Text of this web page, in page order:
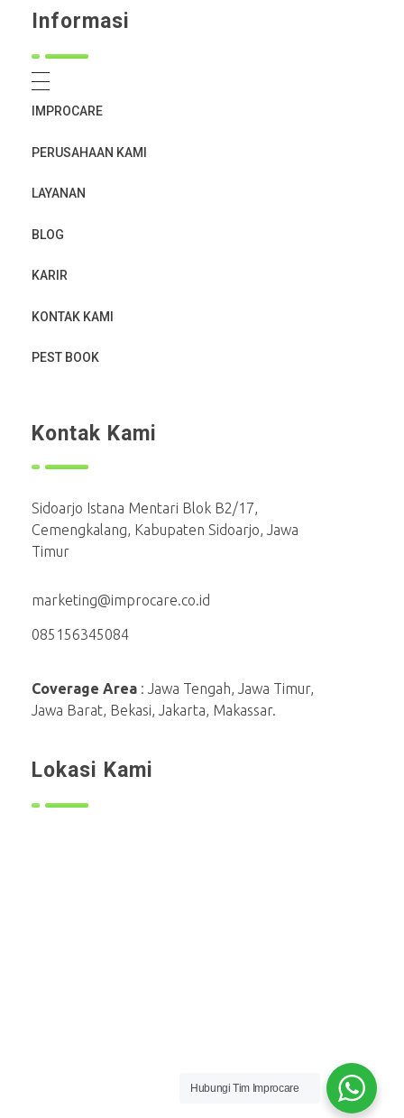
Informasi
IMPROCARE
PERUSAHAAN KAMI
LAYANAN
BLOG
KARIR
KONTAK KAMI
PEST BOOK
Kontak Kami
Sidoarjo Istana Mentari Blok B2/17,
Cemengkalang, Kabupaten Sidoarjo, Jawa
Timur
marketing@improcare.co.id
085156345084
Coverage Area : Jawa Tengah, Jawa Timur,
Jawa Barat, Bekasi, Jakarta, Makassar.
Lokasi Kami
Hubungi Tim Improcare